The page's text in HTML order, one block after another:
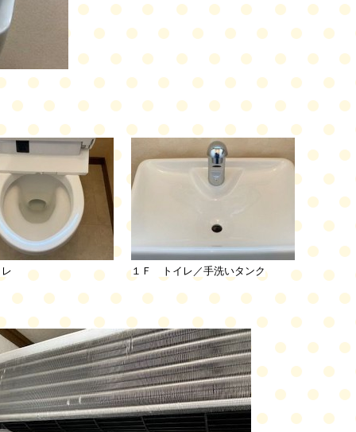
１Ｆ トイレ／手洗いタンク